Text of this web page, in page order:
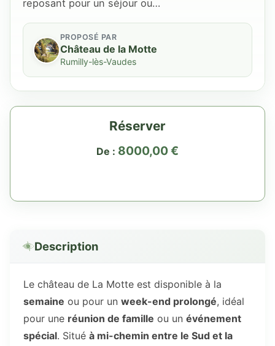
reposant pour un séjour ou…
PROPOSÉ PAR
Château de la Motte
Rumilly-lès-Vaudes
Réserver
De : 8000,00€
Description
Le château de La Motte est disponible à la
semaine ou pour un week-end prolongé, idéal
pour une réunion de famille ou un événement
spécial. Situé à mi-chemin entre le Sud et la